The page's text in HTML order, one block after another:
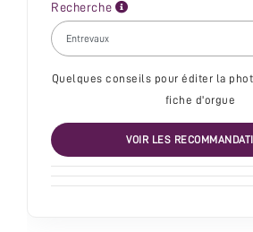
Recherche
Quelques conseils pour éditer la
fiche d'orgue
VOIR LES